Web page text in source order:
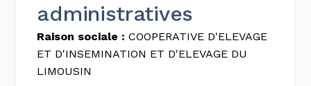
administratives
Raison sociale : COOPERATIVE D'ELEVAGE
ET D'INSEMINATION ET D'ELEVAGE DU
LIMOUSIN